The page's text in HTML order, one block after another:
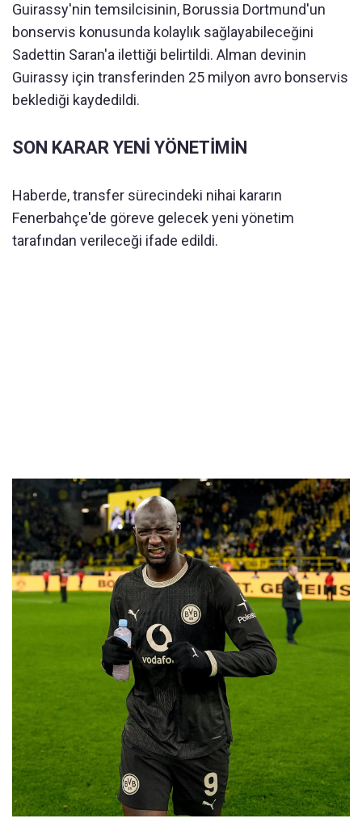
Guirassy'nin temsilcisinin, Borussia Dortmund'un
bonservis konusunda kolaylık sağlayabileceğini
Sadettin Saran'a ilettiği belirtildi. Alman devinin
Guirassy için transferinden 25 milyon avro bonservis
beklediği kaydedildi.
SON KARAR YENİ YÖNETİMİN
Haberde, transfer sürecindeki nihai kararın
Fenerbahçe'de göreve gelecek yeni yönetim
tarafından verileceği ifade edildi.